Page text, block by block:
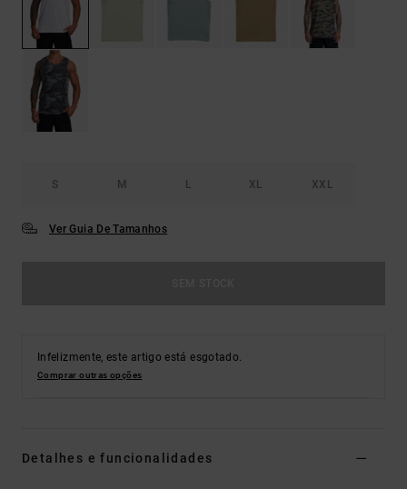
S M L XL XXL
Ver Guia De Tamanhos
Infelizmente, este artigo está esgotado.
Comprar outras opções
Detalhes e funcionalidades